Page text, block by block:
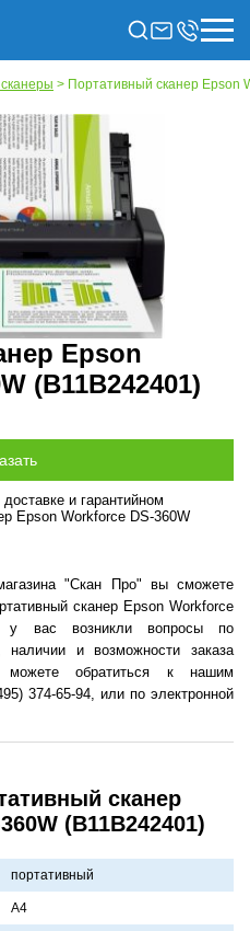
> Портативный сканер Epson
Epson
(B11B242401)
и гарантийном
Epson Workforce DS-360W
"Скан Про" вы сможете
сканер Epson Workforce
у вас возникли вопросы по
наличии и возможности заказа
обратиться к нашим
374-65-94, или по электронной
сканер
(B11B242401)
портативный
A4